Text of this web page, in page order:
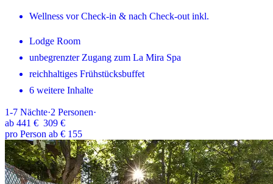
Wellness vor Check-in & nach Check-out inkl.
Lodge Room
unbegrenzter Zugang zum La Mira Spa
reichhaltiges Frühstücksbuffet
6 weitere Inhalte
1-7 Nächte·2 Personen·
ab 441 € 309 €
pro Person ab € 155